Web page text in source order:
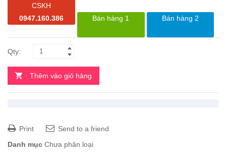
CSKH
0947.160.386
Bán hàng 1 Bán hàng 2
Thêm vào giỏ hàng
Print
Send to a friend
Danh mục Chưa phân loại